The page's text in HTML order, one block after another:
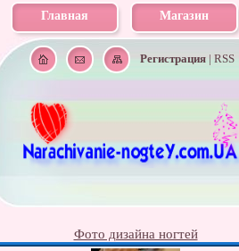
Главная Магазин
Регистрация| RSS
Фото дизайна ногтей